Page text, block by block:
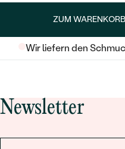
ZUM
Wir liefern den
Newsletter